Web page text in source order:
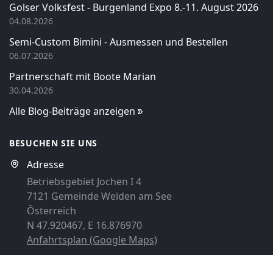
Golser Volksfest - Burgenland Expo 8.-11. August 2026
04.08.2026
Semi-Custom Bimini - Ausmessen und Bestellen
06.07.2026
Partnerschaft mit Boote Marian
30.04.2026
Alle Blog-Beiträge anzeigen
BESUCHEN SIE UNS
Adresse
Betriebsgebiet Jochen I 4
7121 Gemeinde Weiden am See
Österreich
N 47.920467, E 16.876970
Anfahrtsplan (Google Maps)